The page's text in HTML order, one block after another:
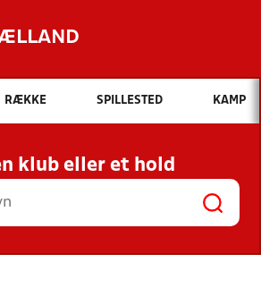
Hvad vil du søge efter?
INDHOLD OG NYHEDER
RESULTATER, KLUBBER OG
HOLD
RÆKKE SPILLESTED KAMP
klub eller et hold